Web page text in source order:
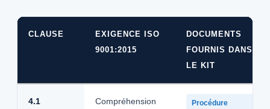
CLAUSE
EXIGENCE ISO
9001:2015
DOCUMENTS
FOURNIS DANS
LE KIT
4.1
Compréhension
Procédure